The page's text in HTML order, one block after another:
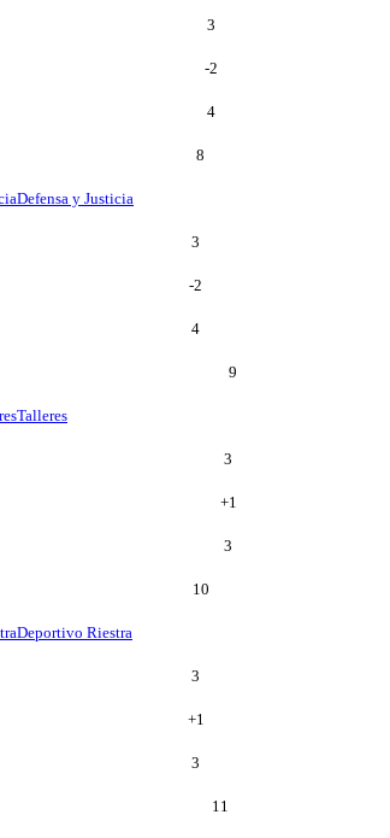
3
-2
4
8
Defensa y Justicia
3
-2
4
9
Talleres
3
+1
3
10
Deportivo Riestra
3
+1
3
11